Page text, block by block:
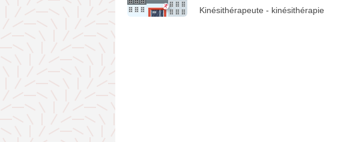
Kinésithérapeute - kinésithérapie